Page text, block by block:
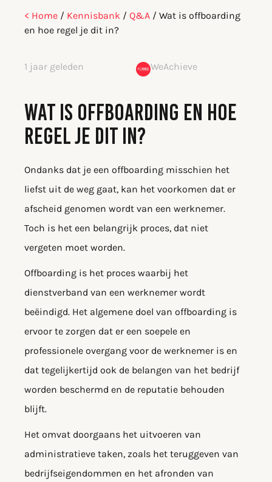
< Home / Kennisbank / Q&A / Wat is offboarding
en hoe regel je dit in?
1 jaar geleden WeAchieve
WAT IS OFFBOARDING EN HOE
REGEL JE DIT IN?
Ondanks dat je een offboarding misschien het
liefst uit de weg gaat, kan het voorkomen dat er
afscheid genomen wordt van een werknemer.
Toch is het een belangrijk proces, dat niet
vergeten moet worden.
Offboarding is het proces waarbij het
dienstverband van een werknemer wordt
beëindigd. Het algemene doel van offboarding is
ervoor te zorgen dat er een soepele en
professionele overgang voor de werknemer is en
dat tegelijkertijd ook de belangen van het bedrijf
worden beschermd en de reputatie behouden
blijft.
Het omvat doorgaans het uitvoeren van
administratieve taken, zoals het teruggeven van
bedrijfseigendommen en het afronden van